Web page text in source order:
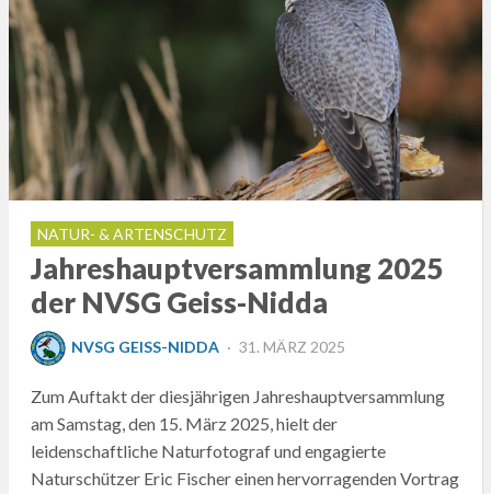
NATUR- & ARTENSCHUTZ
Jahreshauptversammlung 2025
der NVSG Geiss-Nidda
NVSG GEISS-NIDDA
POSTED
31. MÄRZ 2025
Zum Auftakt der diesjährigen Jahreshauptversammlung
am Samstag, den 15. März 2025, hielt der
leidenschaftliche Naturfotograf und engagierte
Naturschützer Eric Fischer einen hervorragenden Vortrag